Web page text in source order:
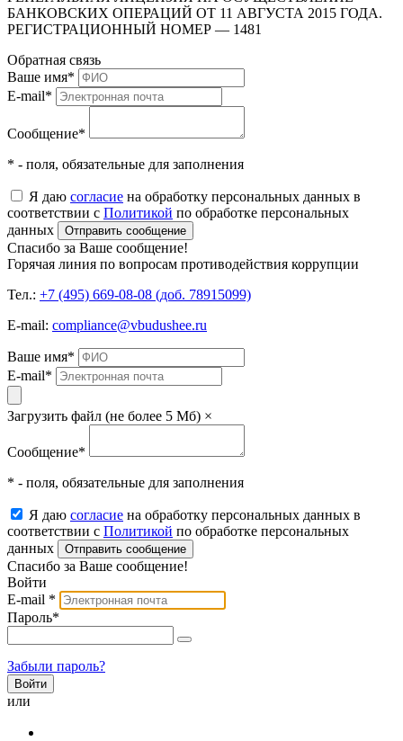
БАНКОВСКИХ ОПЕРАЦИЙ ОТ 11 АВГУСТА 2015 ГОДА.
РЕГИСТРАЦИОННЫЙ НОМЕР — 1481
Обратная связь
Ваше имя*
E-mail*
Сообщение*
* - поля, обязательные для заполнения
Я даю согласие на обработку персональных данных в
соответствии с Политикой по обработке персональных
данных
Отправить сообщение
Спасибо за Ваше сообщение!
Горячая линия по вопросам противодействия коррупции
Тел.: +7 (495) 669-08-08 (доб. 78915099)
E-mail: compliance@vbudushee.ru
Ваше имя*
E-mail*
Загрузить файл (не более 5 Мб) ×
Сообщение*
* - поля, обязательные для заполнения
Я даю согласие на обработку персональных данных в
соответствии с Политикой по обработке персональных
данных
Отправить сообщение
Спасибо за Ваше сообщение!
Войти
E-mail *
Пароль*
Забыли пароль?
или